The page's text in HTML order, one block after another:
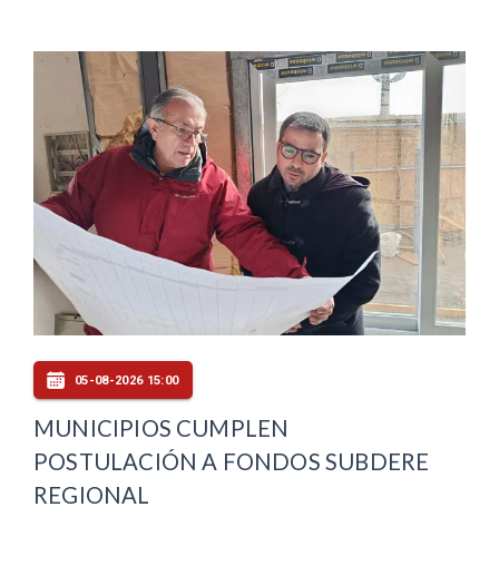
05-08-2026 15:00
MUNICIPIOS CUMPLEN
POSTULACIÓN A FONDOS SUBDERE
REGIONAL